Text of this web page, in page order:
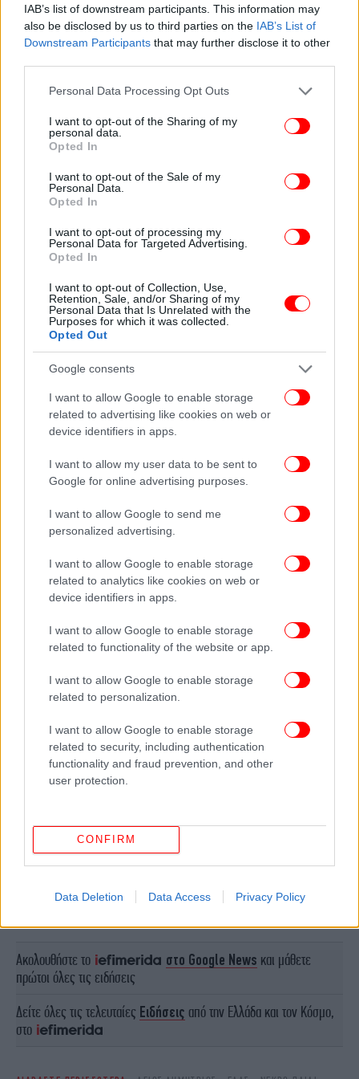
IAB’s list of downstream participants. This information may
also be disclosed by us to third parties on the IAB’s List of
Downstream Participants that may further disclose it to other
Please note that this website/app uses one or more Google
not limited to your visit or usage behaviour. You may click to
grant or deny consent to Google and its third-party tags to
use your data for below specified purposes in below Google
consent section.
Personal Data Processing Opt Outs
I want to opt-out of the Sharing of my
personal data.
Opted In
I want to opt-out of the Sale of my
Personal Data.
Opted In
I want to opt-out of processing my
Personal Data for Targeted Advertising.
Opted In
I want to opt-out of Collection, Use,
Retention, Sale, and/or Sharing of my
Personal Data that Is Unrelated with the
Purposes for which it was collected.
Opted Out
Google consents
I want to allow Google to enable storage
related to advertising like cookies on web or
device identifiers in apps.
I want to allow my user data to be sent to
Google for online advertising purposes.
I want to allow Google to send me
personalized advertising.
I want to allow Google to enable storage
related to analytics like cookies on web or
device identifiers in apps.
I want to allow Google to enable storage
related to functionality of the website or app.
I want to allow Google to enable storage
related to personalization.
I want to allow Google to enable storage
related to security, including authentication
functionality and fraud prevention, and other
user protection.
CONFIRM
Data Deletion Data Access Privacy Policy
Στην έναρξη της διαδικασίας, απορρίφθηκε αίτημα
αναβολής που είχε κατατεθεί από την υπεράσπιση.
υπόθεσης και την παραπομπή του 20χρονου για το
αδίκημα της συνέργειας σε ανθρωποκτονία.
ΟΛΕΣ ΟΙ ΕΙΔΗΣΕΙΣ
Πανελλήνιες 2026: Αυτά είναι τα θέματα που «έπεσαν»
Δύο θανατηφόρες παρασύρσεις από φορτηγά στην
Αττική σε λίγες ώρες -Σοκ με τα δυστυχήματα, νεκροί ένας
άνδρας και μια γυναίκα
Νέα επιχείρηση «Θερισμός» για παράνομες επιδοτήσεις
από τον ΟΠΕΚΕΠΕ σε Κοζάνη και Αγρίνιο, 13 συλλήψεις
-Στα 2,5 εκατ. η ζημία
ΠΕΡΙΣΣΟΤΕΡΑ ΒΙΝΤΕΟ
Ακολουθήστε το στο Google News και μάθετε
πρώτοι όλες τις ειδήσεις
Δείτε όλες τις τελευταίες Ειδήσεις από την Ελλάδα και τον Κόσμο,
στο